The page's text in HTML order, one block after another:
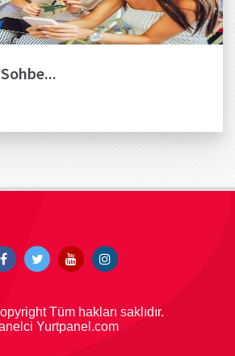
Tüm hakları saklıdır.
Yurtpanel.com